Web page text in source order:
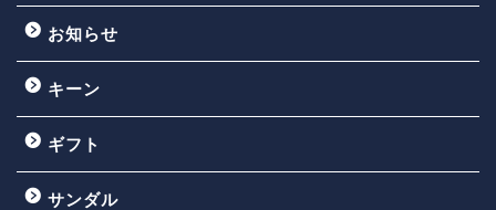
お知らせ
キーン
ギフト
サンダル